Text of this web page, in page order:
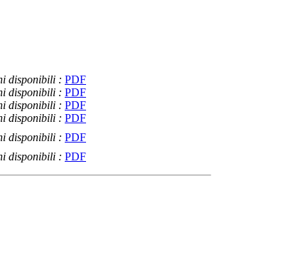
disponibili : PDF
disponibili : PDF
disponibili : PDF
disponibili : PDF
disponibili : PDF
disponibili : PDF